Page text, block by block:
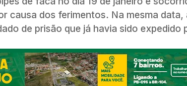
causa dos ferimentos. Na mesma data,
de prisão que já havia sido expedido